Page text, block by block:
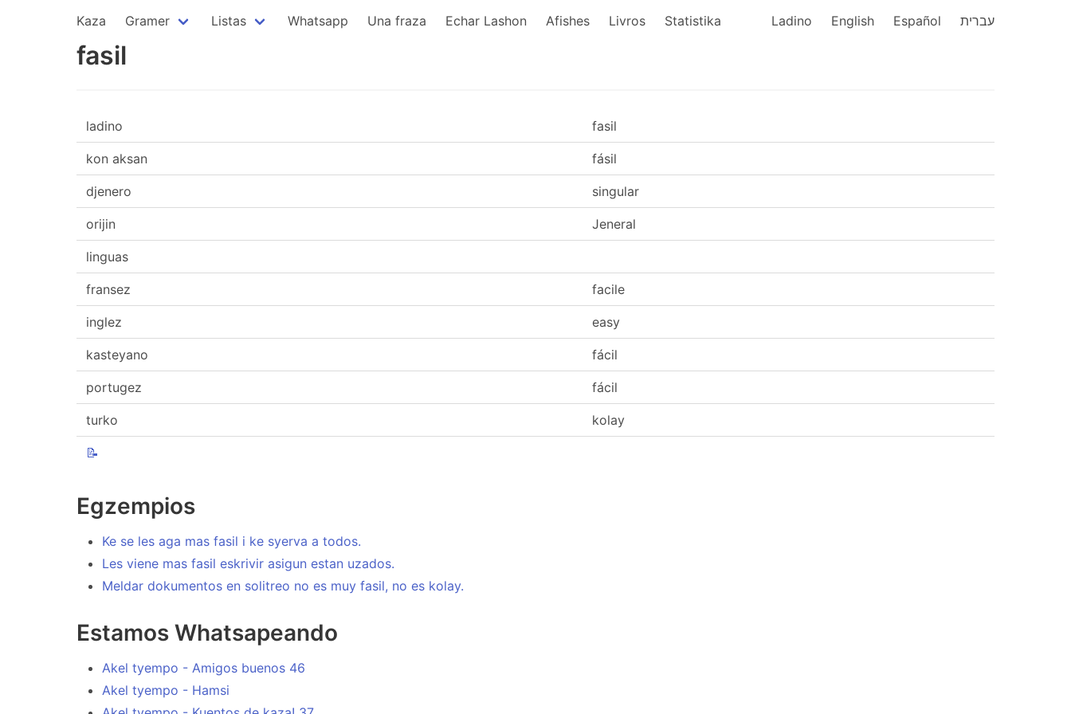
Kaza Gramer Listas Whatsapp Una fraza Echar Lashon Afishes Livros Statistika Ladino English Español עברית
fasil
ladino fasil
kon aksan fásil
djenero singular
orijin Jeneral
linguas
fransez facile
inglez easy
kasteyano fácil
portugez fácil
turko kolay
📝
Egzempios
Ke se les aga mas fasil i ke syerva a todos.
Les viene mas fasil eskrivir asigun estan uzados.
Meldar dokumentos en solitreo no es muy fasil, no es kolay.
Estamos Whatsapeando
Akel tyempo - Amigos buenos 46
Akel tyempo - Hamsi